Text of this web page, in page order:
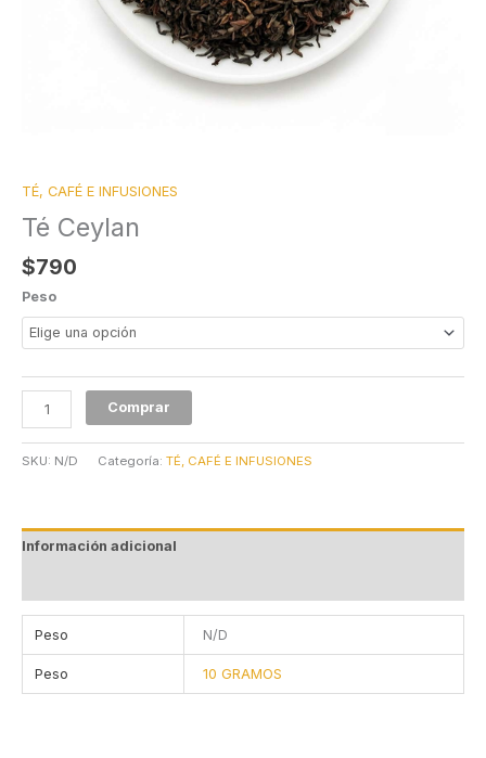
TÉ, CAFÉ E INFUSIONES
Té Ceylan
$790
Peso
Comprar
SKU: N/D Categoría: TÉ, CAFÉ E INFUSIONES
Información adicional
Peso N/D
Peso 10 GRAMOS